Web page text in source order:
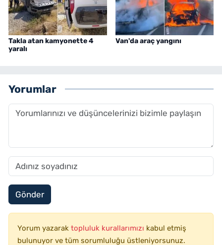
Takla atan kamyonette 4
yaralı
Van'da araç yangını
Yorumlar
Gönder
Yorum yazarak topluluk kurallarımızı kabul etmiş
bulunuyor ve tüm sorumluluğu üstleniyorsunuz.